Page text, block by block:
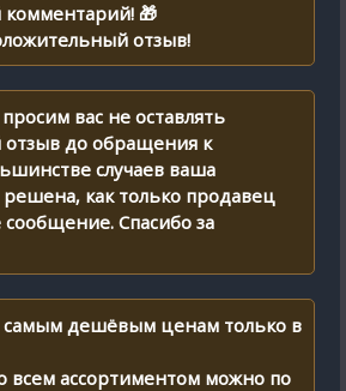
🎁
отзыв!
вас не оставлять
до обращения к
случаев ваша
как только продавец
Спасибо за
самым дешёвым ценам только в
всем ассортиментом можно по